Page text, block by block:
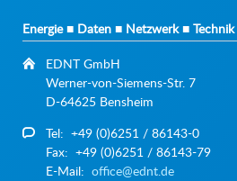
Energie ■ Daten ■ Netzwerk ■ Technik
EDNT GmbH
Werner-von-Siemens-Str. 7
D-64625 Bensheim
Tel: +49 (0)6251 / 86143-0
Fax: +49 (0)6251 / 86143-79
E-Mail:office@ednt.de